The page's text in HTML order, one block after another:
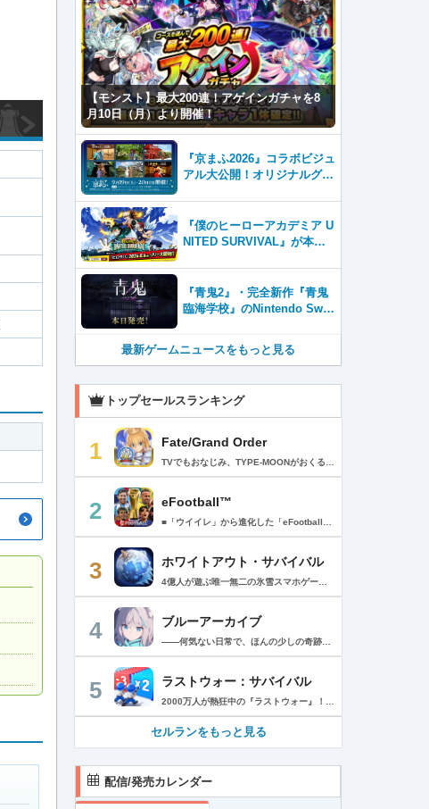
【モンスト】最大200連！アゲインガチャを8
月10日（月）より開催！
『京まふ2026』コラボビジュ
アル大公開！オリジナルグッ
ど、見どころ満載！！
『僕のヒーローアカデミア U
NITED SURVIVAL』が本日8
録者数100万を突破！
『青鬼2』・完全新作『青鬼
臨海学校』のNintendo Swit
最新ゲームニュースをもっと見る
トップセールスランキング
1 Fate/Grand Order
2 eFootball™
3 ホワイトアウト・サバイバル
4 ブルーアーカイブ
5 ラストウォー：サバイバル
セルランをもっと見る
配信/発売カレンダー